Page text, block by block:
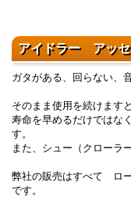
アイドラー アッ
ガタがある、回らない、
そのまま使用を続けます
寿命を早めるだけではな
す。
また、シュー（クローラ
弊社の販売はすべて ロ
です。